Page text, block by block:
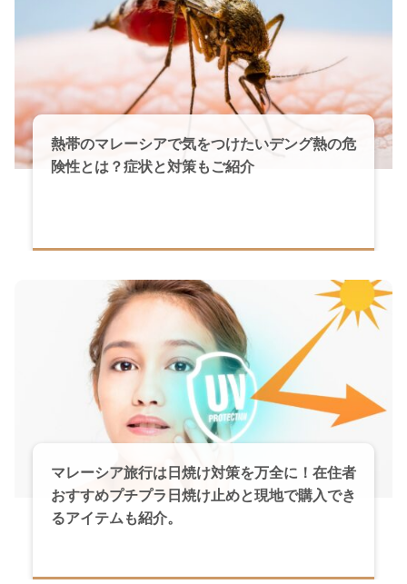
熱帯のマレーシアで気をつけたいデング熱の危
険性とは？症状と対策もご紹介
マレーシア旅行は日焼け対策を万全に！在住者
おすすめプチプラ日焼け止めと現地で購入でき
るアイテムも紹介。